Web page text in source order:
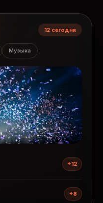
12 сегодня
Музыка
+12
+8